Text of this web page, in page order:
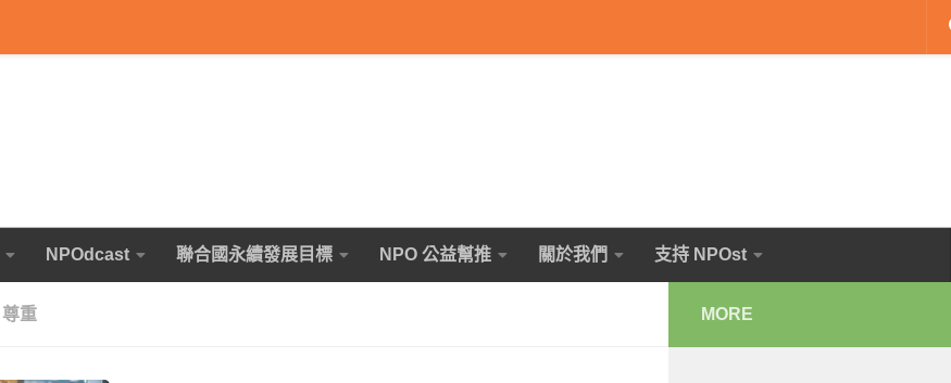
NPOdcast 聯合國永續發展目標 NPO 公益幫推 關於我們 支持 NPOst
尊重 MORE